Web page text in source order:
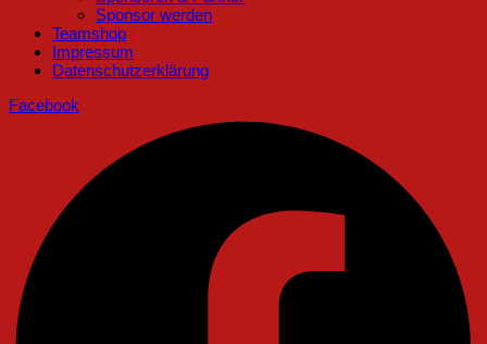
Sponsor werden
Teamshop
Impressum
Datenschutzerklärung
Facebook